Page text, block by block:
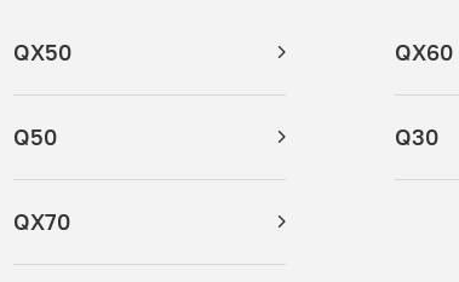
QX50 QX60
Q50 Q30
QX70